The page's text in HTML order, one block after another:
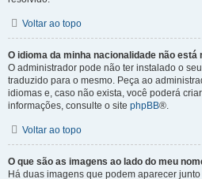
Voltar ao topo
O idioma da minha nacionalidade não está
O administrador pode não ter instalado o
traduzido para o mesmo. Peça ao
idiomas e, caso não exista, você poderá
informações, consulte o site phpBB®.
Voltar ao topo
O que são as imagens ao lado do meu
Há duas imagens que podem aparecer